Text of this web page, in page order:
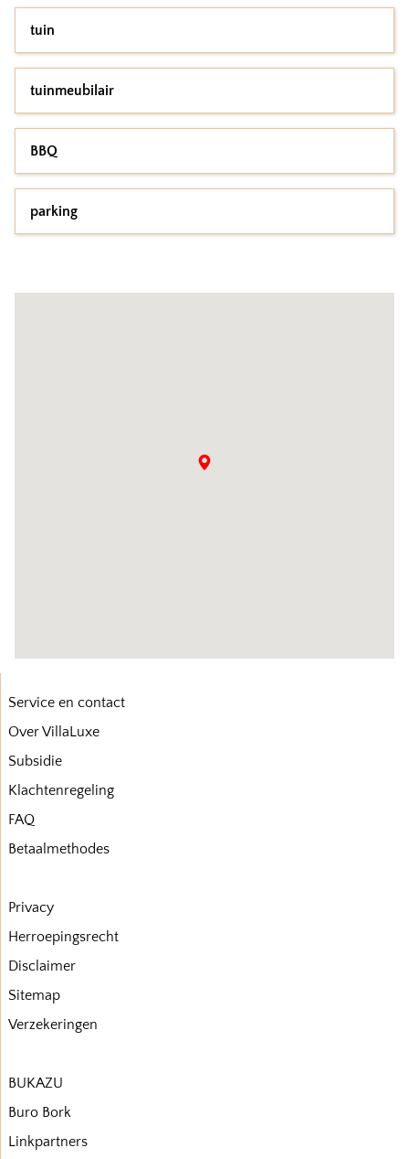
tuin
tuinmeubilair
BBQ
parking
Service en contact
Over VillaLuxe
Subsidie
Klachtenregeling
FAQ
Betaalmethodes
Privacy
Herroepingsrecht
Disclaimer
Sitemap
Verzekeringen
BUKAZU
Buro Bork
Linkpartners